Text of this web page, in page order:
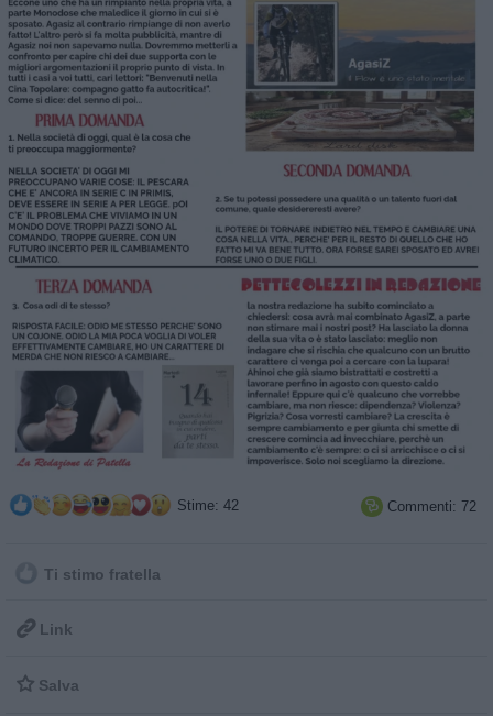
Stime: 42  Commenti: 72
Ti stimo fratella
 Link
 Salva